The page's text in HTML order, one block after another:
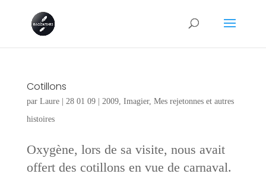
Cotillons
par Laure| 28 01 09| 2009, Imagier, Mes rejetonnes et autres
histoires
Oxygène, lors de sa visite, nous avait
offert des cotillons en vue de carnaval.